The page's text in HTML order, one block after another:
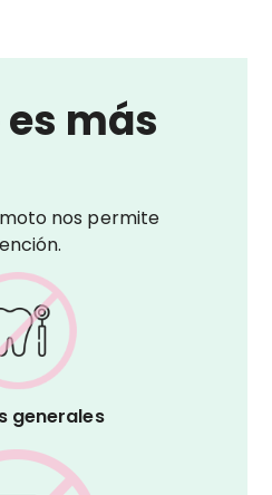
más
nos permite
generales